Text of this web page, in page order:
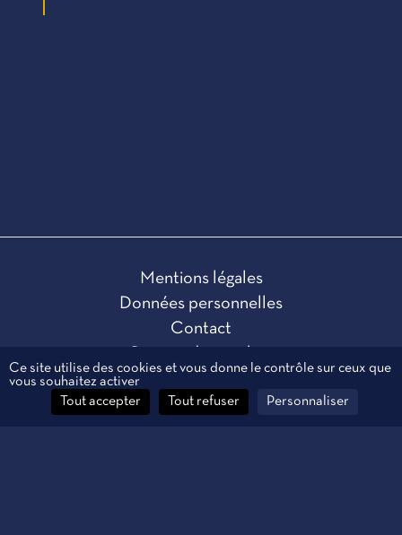
Mentions légales
Données personnelles
Contact
Ce site utilise des cookies et vous donne le contrôle sur ceux que
vous souhaitez activer
Tout accepter
Tout refuser Personnaliser